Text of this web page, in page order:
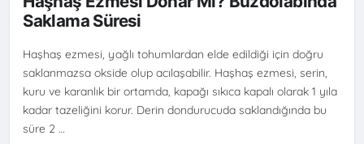
Saklama Süresi
Haşhaş ezmesi, yağlı tohumlardan elde edildiği için doğru
saklanmazsa okside olup acılaşabilir. Haşhaş ezmesi, serin,
kuru ve karanlık bir ortamda, kapağı sıkıca kapalı olarak 1 yıla
kadar tazeliğini korur. Derin dondurucuda saklandığında bu
süre 2 …